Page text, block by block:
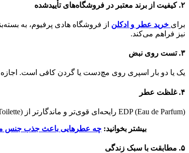
۲. کیفیت از برند معتبر در فروشگاه‌های تأییدشده
برای خرید عطر و ادکلن
نیز فراهم می‌کند.
۳. تست روی نبض
یک یا دو بار اسپری روی مچ‌دست یا گردن کافی است. اجازه دهید عطر با بدن شما واکنش دهد (حداقل
۴. غلظت عطر
EDP (Eau de Parfum) رایحه‌ای قوی‌تر و ماندگارتر از EDT (Eau de Toilette) دارد. اگر می‌خواهید رایحه تا پایان شب با شما باشد، EDP گزینه بهتری است.
بیشتر بخوانید: چه عطرهایی باعث جذب جنس
۵. مطابقت با سبک زندگی